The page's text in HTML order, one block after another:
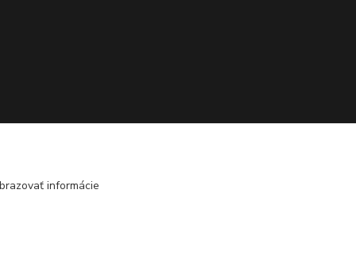
informácie